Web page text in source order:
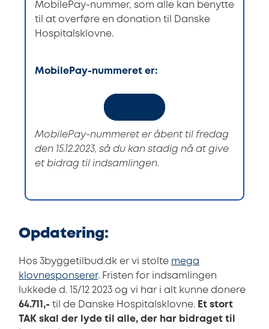
MobilePay-nummer, som alle kan benytte
til at overføre en donation til Danske
Hospitalsklovne.
MobilePay-nummeret er:
MobilePay-nummeret er åbent til fredag
den 15.12.2023, så du kan stadig nå at give
et bidrag til indsamlingen.
Opdatering:
Hos 3byggetilbud.dk er vi stolte mega
klovnesponserer. Fristen for indsamlingen
lukkede d. 15/12 2023 og vi har i alt kunne donere
64.711,- til de Danske Hospitalsklovne. Et stort
TAK skal der lyde til alle, der har bidraget til